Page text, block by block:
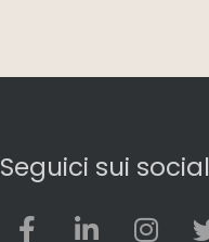
Seguici sui social